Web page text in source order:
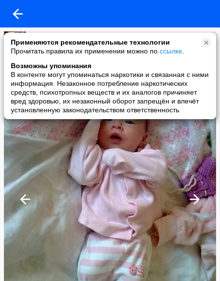
Применяются рекомендательные технологии
Прочитать правила их применении можно по ссылке
Возможны упоминания
В контенте могут упоминаться наркотики и связанная с ними
информация. Незаконное потребление наркотических
средств, психотропных веществ и их аналогов причиняет
вред здоровью, их незаконный оборот запрещён и влечёт
установленную законодательством ответственность
Нелля Нарметова
added a photo
03 Mar в 16:34